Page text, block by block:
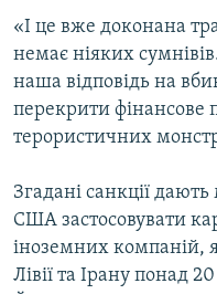
«І це вже доконана
немає ніяких
наша відповідь на
перекрити фінансове
терористичних
Згадані санкції
США застосовувати
іноземних компаній,
Лівії та Ірану понад